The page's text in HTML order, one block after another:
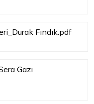
Fındık.pdf
Gazı